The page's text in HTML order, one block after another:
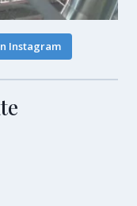
Instagram